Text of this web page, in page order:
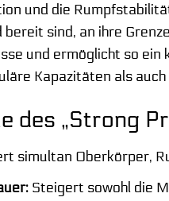
und die
sind, an ihre
und ermöglicht so
Kapazitäten als
des „Strong
simultan Oberkörper,
Steigert sowohl die